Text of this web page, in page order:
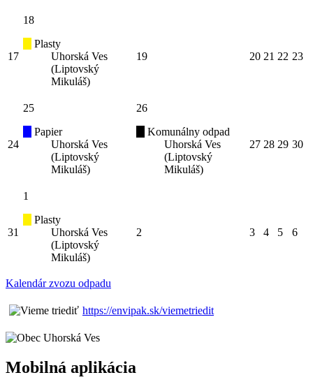
17
18
Plasty
Uhorská Ves
(Liptovský
Mikuláš)
19 20 21 22 23
24
25
Papier
Uhorská Ves
(Liptovský
Mikuláš)
26
Komunálny odpad
Uhorská Ves
(Liptovský
Mikuláš)
27 28 29 30
31
1
Plasty
Uhorská Ves
(Liptovský
Mikuláš)
2 3 4 5 6
Kalendár zvozu odpadu
https://envipak.sk/viemetriedit
Mobilná aplikácia